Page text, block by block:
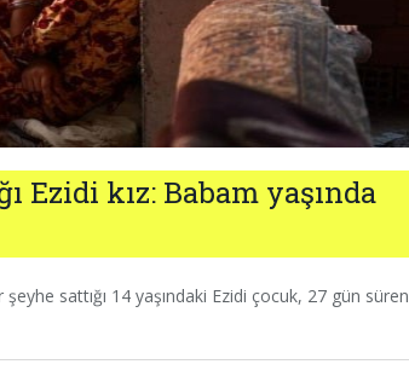
Ezidi kız: Babam yaşında
şeyhe sattığı 14 yaşındaki Ezidi çocuk, 27 gün süren